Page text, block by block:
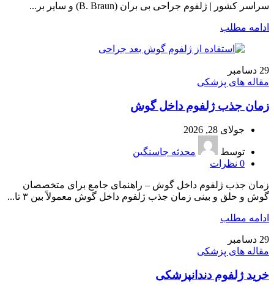
سراسر کشور | ژلفوم جراحی بی بران (B. Braun) و سایر بر...
ادامه مطلب
29 دسامبر
مقاله های پزشکی
زمان جذب ژلفوم داخل گوش
جولای 28, 2026
توسط
محدثه جاسنگین
0 نظرات
زمان جذب ژلفوم داخل گوش – راهنمای جامع برای متخصصان
گوش و حلق و بینی زمان جذب ژلفوم داخل گوش معمولاً بین ۳ تا...
ادامه مطلب
29 دسامبر
مقاله های پزشکی
خرید ژلفوم دندانپزشکی